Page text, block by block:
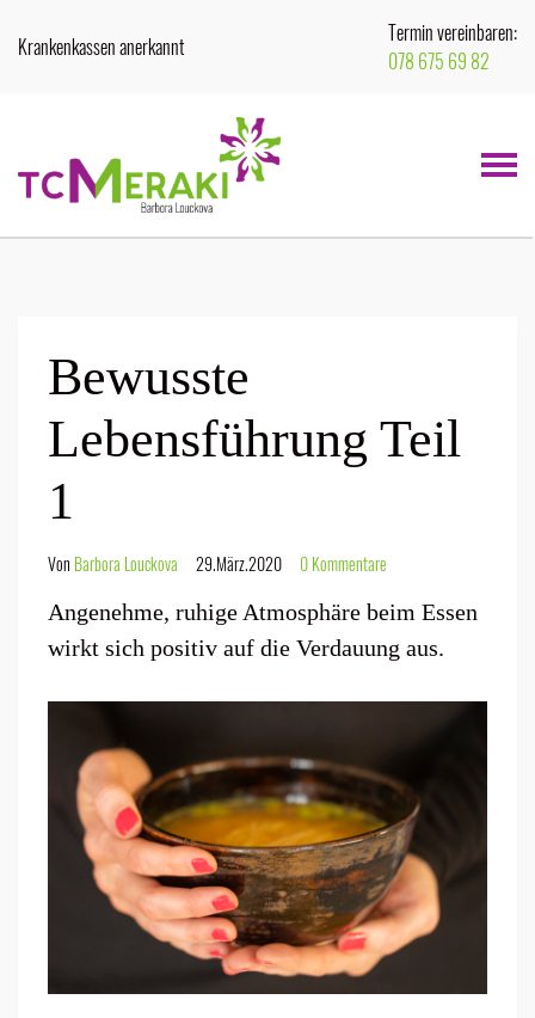
Krankenkassen anerkannt
Termin vereinbaren:
078 675 69 82
Menu
Bewusste
Lebensführung Teil
1
Von Barbora Louckova 29.März.2020 0 Kommentare
Angenehme, ruhige Atmosphäre beim Essen
wirkt sich positiv auf die Verdauung aus.